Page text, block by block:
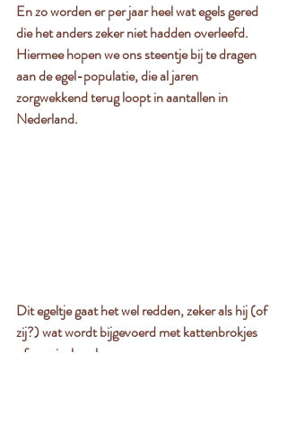
En zo worden er per jaar heel wat egels gered
die het anders zeker niet hadden overleefd.
Hiermee hopen we ons steentje bij te dragen
aan de egel-populatie, die al jaren
zorgwekkend terug loopt in aantallen in
Nederland.
Dit egeltje gaat het wel redden, zeker als hij (of
zij?) wat wordt bijgevoerd met kattenbrokjes
of speciaal egelvoer.